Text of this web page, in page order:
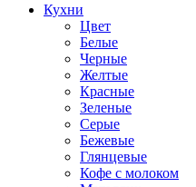
Кухни
Цвет
Белые
Черные
Желтые
Красные
Зеленые
Серые
Бежевые
Глянцевые
Кофе с молоком